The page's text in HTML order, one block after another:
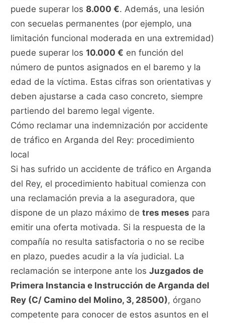
puede superar los8.000 €. Además, una lesión
con secuelas permanentes (por ejemplo, una
limitación funcional moderada en una extremidad)
puede superar los10.000 € en función del
número de puntos asignados en el baremo y la
edad de la víctima. Estas cifras son orientativas y
deben ajustarse a cada caso concreto, siempre
partiendo del baremo legal vigente.
Cómo reclamar una indemnización por accidente
de tráfico en Arganda del Rey: procedimiento
local
Si has sufrido un accidente de tráfico en Arganda
del Rey, el procedimiento habitual comienza con
una reclamación previa a la aseguradora, que
dispone de un plazo máximo detres meses para
emitir una oferta motivada. Si la respuesta de la
compañía no resulta satisfactoria o no se recibe
en plazo, puedes acudir a la vía judicial. La
reclamación se interpone ante losJuzgados de
Primera Instancia e Instrucción de Arganda del
Rey (C/ Camino del Molino, 3, 28500), órgano
competente para conocer de estos asuntos en el